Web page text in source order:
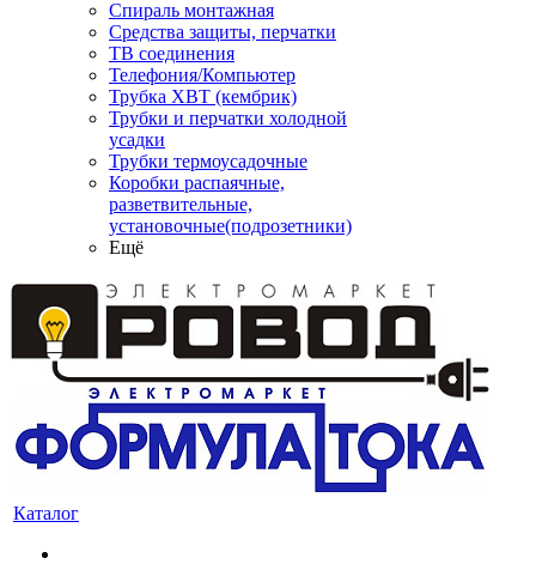
Спираль монтажная
Средства защиты, перчатки
ТВ соединения
Телефония/Компьютер
Трубка ХВТ (кембрик)
Трубки и перчатки холодной
усадки
Трубки термоусадочные
Коробки распаячные,
разветвительные,
установочные(подрозетники)
Ещё
Каталог